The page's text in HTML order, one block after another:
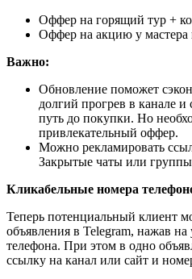
Оффер на горящий тур +
Оффер на акцию у мастера
Важно:
Обновление поможет
долгий прогрев в канале и
путь до покупки. Но
привлекательный оффер.
Можно рекламировать
Закрытые чаты или группы
Кликабельные номера
Теперь потенциальный клиент
объявления в Telegram, нажав
телефона. При этом в одно
ссылку на канал или сайт и